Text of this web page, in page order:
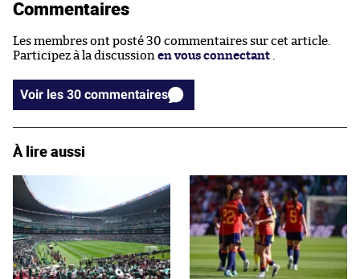
Commentaires
Les membres ont posté 30 commentaires sur cet article.
Participez à la discussion en vous connectant
Voir les 30 commentaires
À lire aussi